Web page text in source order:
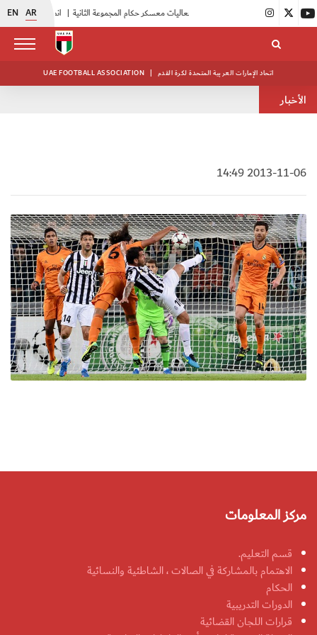
EN AR انطلاق منافسات بطولة النخبة لحرس الرئاسة |
UAE FOOTBALL ASSOCIATION | اتحاد الإمارات العربية المتحدة لكرة القدم
الأخبار
2013-11-06 14:49
مركز المعلومات
قسم التعليم.
الاهتمام بالمشاركة في الصالات ، الشاطئية والنسائية
الحكام
الدورات التدريبية
قرارات اللجان القضائية